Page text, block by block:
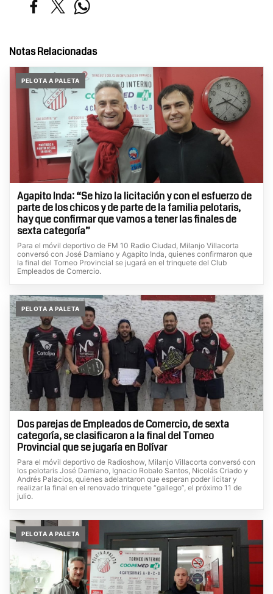
Notas Relacionadas
PELOTA A PALETA
Agapito Inda: “Se hizo la licitación y con el esfuerzo de
parte de los chicos y de parte de la familia pelotaris,
hay que confirmar que vamos a tener las finales de
sexta categoría”
Para el móvil deportivo de FM 10 Radio Ciudad, Milanjo Villacorta
conversó con José Damiano y Agapito Inda, quienes confirmaron que
la final del Torneo Provincial se jugará en el trinquete del Club
Empleados de Comercio.
PELOTA A PALETA
Dos parejas de Empleados de Comercio, de sexta
categoría, se clasificaron a la final del Torneo
Provincial que se jugaría en Bolívar
Para el móvil deportivo de Radioshow, Milanjo Villacorta conversó con
los pelotaris José Damiano, Ignacio Robalo Santos, Nicolás Criado y
Andrés Palacios, quienes adelantaron que esperan poder licitar y
realizar la final en el renovado trinquete “gallego”, el próximo 11 de
julio.
PELOTA A PALETA